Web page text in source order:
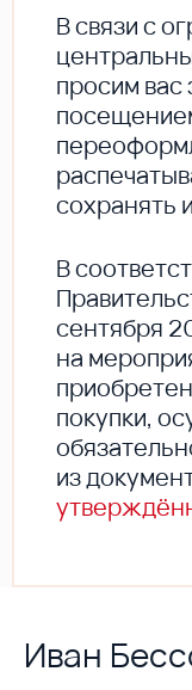
В cвязи с
просим
сохранять
В
сентября
на
покупки,
из
Иван